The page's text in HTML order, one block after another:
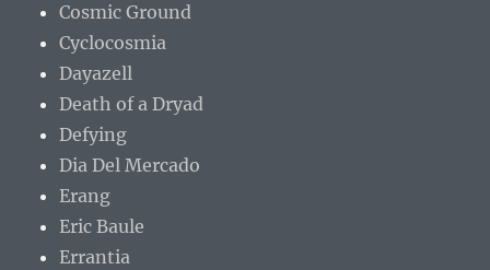
Cosmic Ground
Cyclocosmia
Dayazell
Death of a Dryad
Defying
Dia Del Mercado
Erang
Eric Baule
Errantia